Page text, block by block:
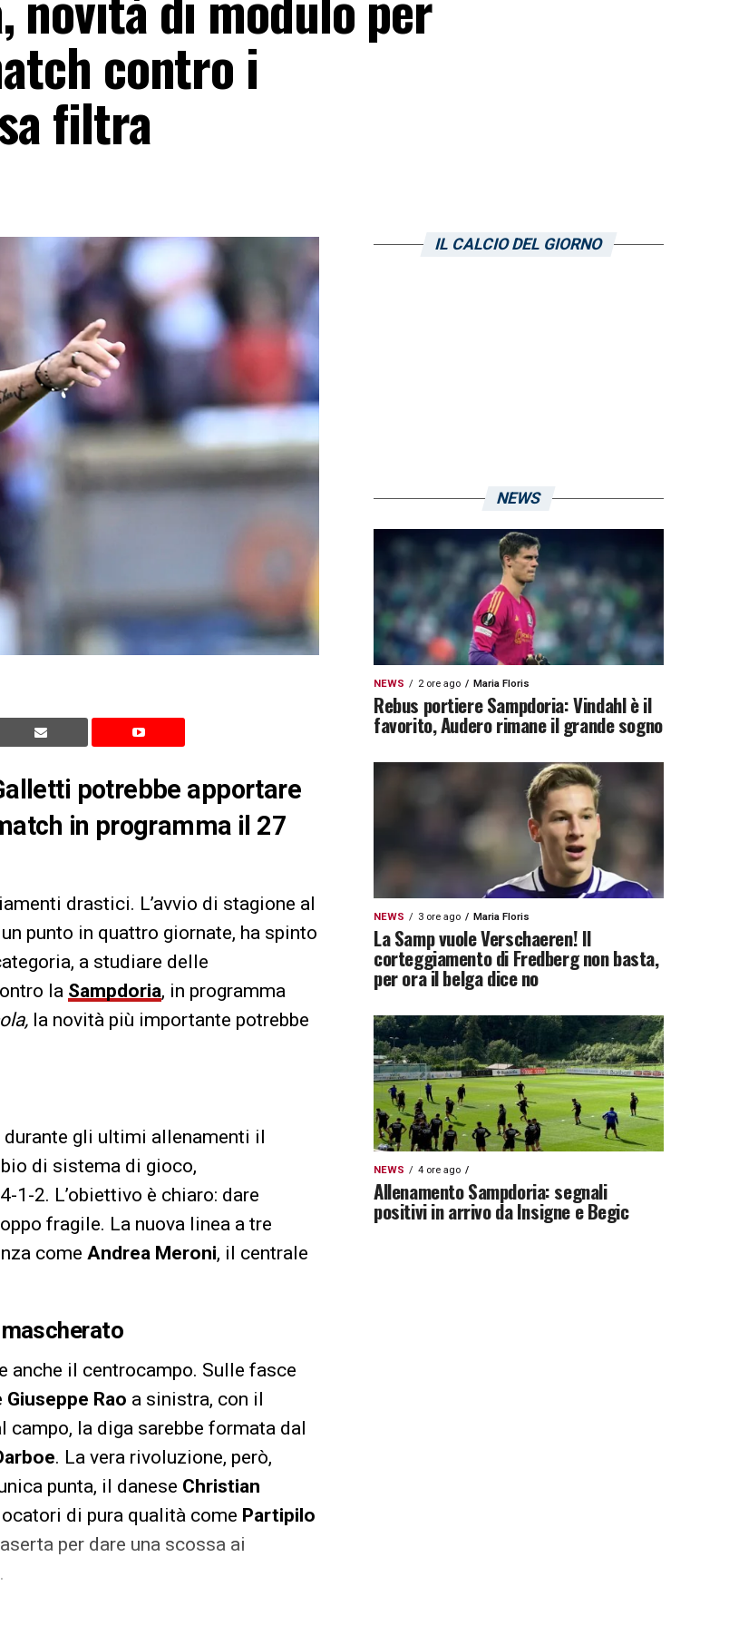
contro i
filtra
potrebbe apportare
in programma il 27
drastici. L’avvio di stagione al
punto in quattro giornate, ha spinto
a studiare delle
la Sampdoria, in programma
la novità più importante potrebbe
durante gli ultimi allenamenti il
di sistema di gioco,
1-2. L’obiettivo è chiaro: dare
fragile. La nuova linea a tre
come Andrea Meroni, il centrale
anche il centrocampo. Sulle fasce
Giuseppe Rao a sinistra, con il
la diga sarebbe formata dal
. La vera rivoluzione, però,
punta, il danese Christian
di pura qualità come Partipilo
per dare una scossa ai
IL CALCIO DEL GIORNO
NEWS
NEWS 2 ore ago Maria Floris
Rebus portiere Sampdoria: Vindahl è il
favorito, Audero rimane il grande sogno
NEWS 3 ore ago Maria Floris
La Samp vuole Verschaeren! Il
corteggiamento di Fredberg non basta,
per ora il belga dice no
NEWS 4 ore ago
Allenamento Sampdoria: segnali
positivi in arrivo da Insigne e Begic